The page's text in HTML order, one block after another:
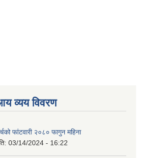
व्यय विवरण
फांटवारी २०८० फागुन महिना
03/14/2024 - 16:22